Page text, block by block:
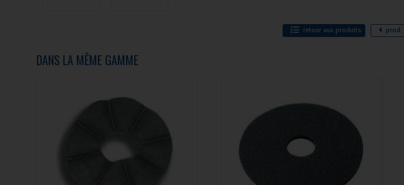
retour aux produits prod.
DANS LA MÊME GAMME